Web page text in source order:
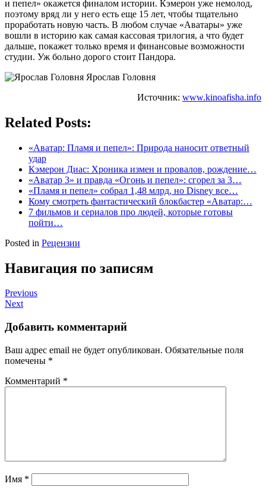
и пепел» окажется финалом истории. Кэмерон уже немолод,
поэтому вряд ли у него есть еще 15 лет, чтобы тщательно
проработать новую часть. В любом случае «Аватары» уже
вошли в историю как самая кассовая трилогия, а что будет
дальше, покажет только время и финансовые возможности
студии. Уж больно дорого стоит Пандора.
Ярослав Головня
Источник: www.kinoafisha.info
Related Posts:
«Аватар: Пламя и пепел»: Природа наносит ответный
удар
Кэмерон Диас: Хроника измен и провалов, рождение…
«Аватар 3» и правда «Огонь и пепел»: сгорел за 3…
«Пламя и пепел» собрал 1,48 млрд, но Disney все…
Кому смотреть фантастический блокбастер «Аватар:…
7 фильмов и сериалов про людей, которые готовы
пойти…
Posted in Рецензии
Навигация по записям
Previous
Next
Добавить комментарий
Ваш адрес email не будет опубликован. Обязательные поля
помечены *
Комментарий *
Имя *